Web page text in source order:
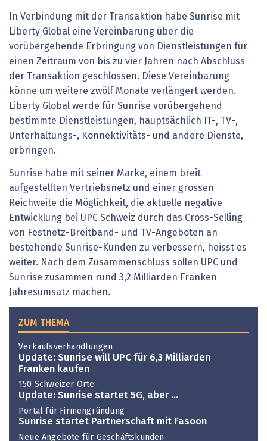
In Verbindung mit der Transaktion habe Sunrise mit
Liberty Global eine Vereinbarung über die
vorübergehende Erbringung von Dienstleistungen für
einen Zeitraum von bis zu vier Jahren nach Abschluss
der Transaktion geschlossen. Diese Vereinbarung
könne um weitere zwölf Monate verlängert werden.
Liberty Global werde für Sunrise vorübergehend
bestimmte Dienstleistungen, hauptsächlich IT-, TV-,
Unterhaltungs-, Konnektivitäts- und andere Dienste,
erbringen.
Sunrise habe mit seiner Marke, einem breit
aufgestellten Vertriebsnetz und einer grossen
Reichweite die Möglichkeit, die aktuelle negative
Entwicklung bei UPC Schweiz durch das Cross-Selling
von Festnetz-Breitband- und TV-Angeboten an
bestehende Sunrise-Kunden zu verbessern, heisst es
weiter. Nach dem Zusammenschluss sollen UPC und
Sunrise zusammen rund 3,2 Milliarden Franken
Jahresumsatz machen.
ZUM THEMA
Verkaufsverhandlungen
Update: Sunrise will UPC für 6,3 Milliarden
Franken kaufen
150 Schweizer Orte
Update: Sunrise startet 5G, aber ...
Portal für Firmengründung
Sunrise startet Partnerschaft mit Fasoon
Neue Angebote für Geschäftskunden